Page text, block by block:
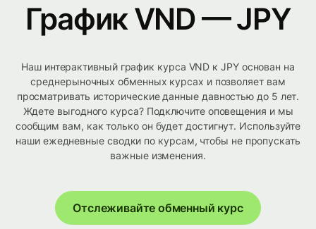
График VND — JPY
Наш интерактивный график курса VND к JPY основан на
среднерыночных обменных курсах и позволяет вам
просматривать исторические данные давностью до 5 лет.
Ждете выгодного курса? Подключите оповещения и мы
сообщим вам, как только он будет достигнут. Используйте
наши ежедневные сводки по курсам, чтобы не пропускать
важные изменения.
Отслеживайте обменный курс